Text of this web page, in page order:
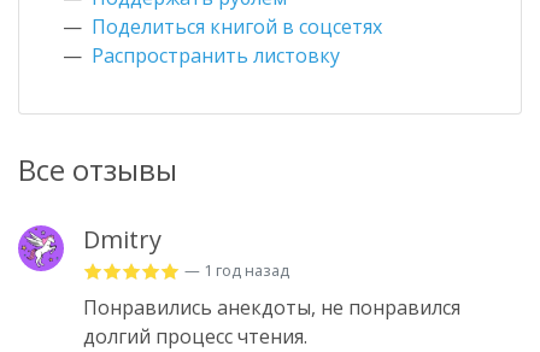
Все отзывы
Dmitry
— 1 год назад
Понравились анекдоты, не понравился
долгий процесс чтения.
Поделиться книгой в соцсетях
Распространить листовку